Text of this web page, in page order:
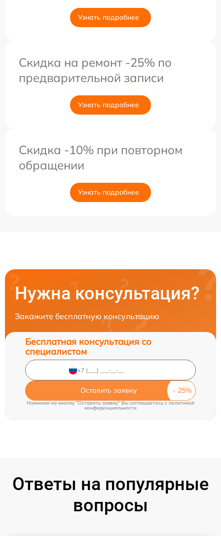
Узнать подробнее
Скидка на ремонт -25% по
предварительной записи
Узнать подробнее
Скидка -10% при повторном
обращении
Узнать подробнее
Нужна консультация?
Закажите бесплатную консультацию
Бесплатная консультация со
специалистом
Оставить заявку
Нажимая на кнопку "Оставить заявку" Вы соглашаетесь cполитикой
конфиденциальности
Ответы на популярные
вопросы